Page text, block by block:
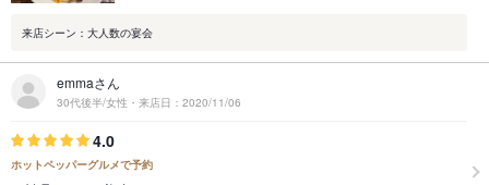
来店シーン：大人数の宴会
emmaさん
30代後半/女性・来店日：2020/11/06
4.0
ホットペッパーグルメで予約